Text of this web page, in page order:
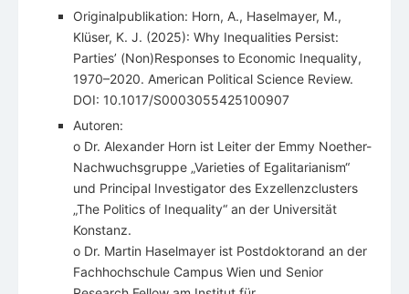
Originalpublikation: Horn, A., Haselmayer, M.,
Klüser, K. J. (2025): Why Inequalities Persist:
Parties’ (Non)Responses to Economic Inequality,
1970–2020. American Political Science Review.
DOI: 10.1017/S0003055425100907
Autoren:
o Dr. Alexander Horn ist Leiter der Emmy Noether-
Nachwuchsgruppe „Varieties of Egalitarianism“
und Principal Investigator des Exzellenzclusters
„The Politics of Inequality“ an der Universität
Konstanz.
o Dr. Martin Haselmayer ist Postdoktorand an der
Fachhochschule Campus Wien und Senior